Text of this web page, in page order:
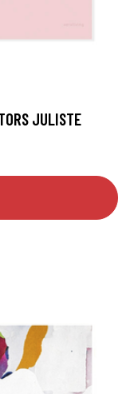
JULISTE